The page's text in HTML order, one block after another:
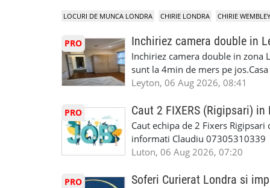
LOCURI DE MUNCA LONDRA CHIRIE LONDRA CHIRIE WEMBLEY
PRO Inchiriez camera double in
Inchiriez camera double in zona
sunt la 4min de mers pe
incluse.Cautam o persoana sau
seriozitate.Multumesc anticipat.
Leyton, 06 Aug 2026, 08:41
PRO Caut 2 FIXERS (Rigipsari) in
Caut echipa de 2 Fixers
informati Claudiu 07305310339
Luton, 06 Aug 2026, 07:20
PRO Soferi Curierat Londra si